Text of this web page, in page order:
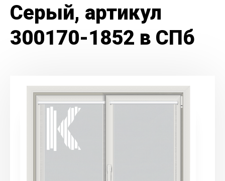
Серый, артикул
300170-1852 в СПб